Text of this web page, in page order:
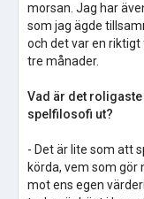
morsan. Jag har
som jag ägde
och det var en
tre månader.
Vad är det
spelfilosofi ut?
- Det är lite som att
körda, vem som
mot ens egen